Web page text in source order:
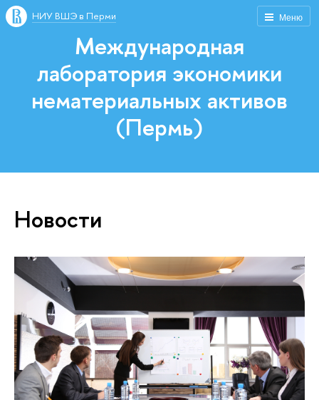
Меню
НИУ ВШЭ в Перми
Международная
лаборатория экономики
нематериальных активов
(Пермь)
Новости